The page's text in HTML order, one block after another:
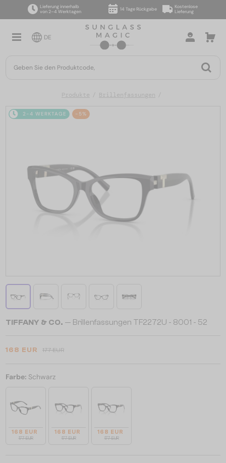
Lieferung innerhalb
von 2–4 Werktagen
14 Tage Rückgabe
Kostenlose
Lieferung
DE
Produkte Brillenfassungen
2-4 WERKTAGE -5%
TIFFANY & CO. — Brillenfassungen TF2272U - 8001 - 52
168 EUR 177 EUR
Farbe: Schwarz
168 EUR
177 EUR
168 EUR
177 EUR
168 EUR
177 EUR